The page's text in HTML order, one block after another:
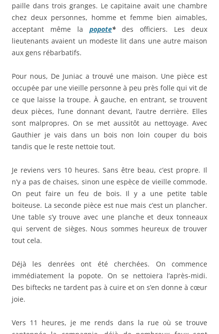
paille dans trois granges. Le capitaine avait une chambre
chez deux personnes, homme et femme bien aimables,
acceptant même la popote*
des officiers. Les deux
lieutenants avaient un modeste lit dans une autre maison
aux gens rébarbatifs.
Pour nous, De Juniac a trouvé une maison. Une pièce est
occupée par une vieille personne à peu près folle qui vit de
ce que laisse la troupe. À gauche, en entrant, se trouvent
deux pièces, l’une donnant devant, l’autre derrière. Elles
sont malpropres. On se met aussitôt au nettoyage. Avec
Gauthier je vais dans un bois non loin couper du bois
tandis que le reste nettoie tout.
Je reviens vers 10 heures. Sans être beau, c’est propre. Il
n’y a pas de chaises, sinon une espèce de vieille commode.
On peut faire un feu de bois. Il y a une petite table
boiteuse. La seconde pièce est nue mais c’est un plancher.
Une table s’y trouve avec une planche et deux tonneaux
qui servent de sièges. Nous sommes heureux de trouver
tout cela.
Déjà les denrées ont été cherchées. On commence
immédiatement la popote. On se nettoiera l’après-midi.
Des biftecks ne tardent pas à cuire et on s’en donne à cœur
joie.
Vers 11 heures, je me rends dans la rue où se trouve